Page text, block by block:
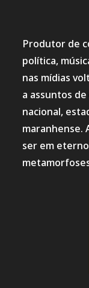
Produtor de
política,
nas mídias
a assuntos
nacional,
maranhense.
ser em